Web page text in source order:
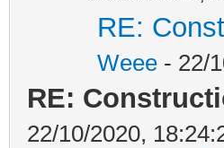
RE:
Weee - 22/
RE:
22/10/2020,